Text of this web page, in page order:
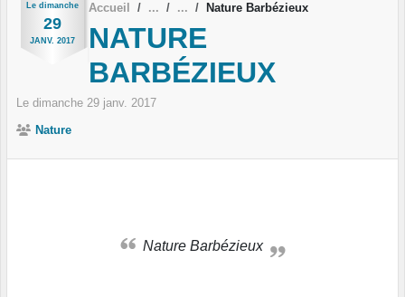
Le dimanche
29
JANV. 2017
Accueil Nature Barbézieux
NATURE
BARBÉZIEUX
Le dimanche 29 janv. 2017
Nature
Nature Barbézieux